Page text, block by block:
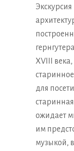
XVIII
для
старинная
ожидает
им
музыкой,